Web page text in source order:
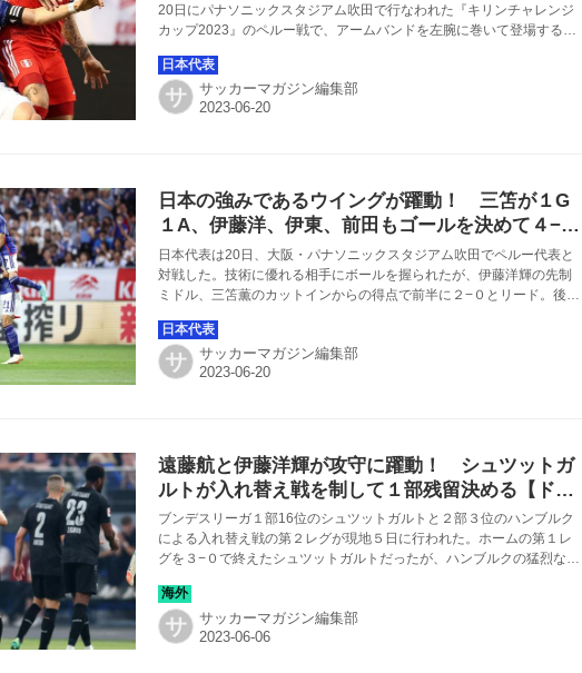
20日にパナソニックスタジアム吹田で行なわれた『キリンチャレンジ
カップ2023』のペルー戦で、アームバンドを左腕に巻いて登場する
た。
サ サッカーマガジン編集部
日本の強みであるウイングが躍動！ 三笘が１G
１A、伊藤洋、伊東、前田もゴールを決めて４−１
で快勝【日本代表戦】
日本代表は20日、大阪・パナソニックスタジアム吹田でペルー代表と
対戦した。技術に優れる相手にボールを握られたが、伊藤洋輝の先制
ミドル、三笘薫のカットインからの得点で前半に２−０とリード。後半
ズ２連勝を飾った。
サ サッカーマガジン編集部
遠藤航と伊藤洋輝が攻守に躍動！ シュツットガ
ルトが入れ替え戦を制して１部残留決める【ドイ
ツ】
ブンデスリーガ１部16位のシュツットガルトと２部３位のハンブルク
による入れ替え戦の第２レグが現地５日に行われた。ホームの第１レ
グを３−０で終えたシュツットガルトだったが、ハンブルクの猛烈なプ
功。２試合合計６ー１とし、１部残留を決めた。なお、シュツットガ
ルトの遠藤航と伊藤洋輝は先発フル出場を果たし、原口元気はベンチ
入りしたものの、出場機会はなかった。
サ サッカーマガジン編集部